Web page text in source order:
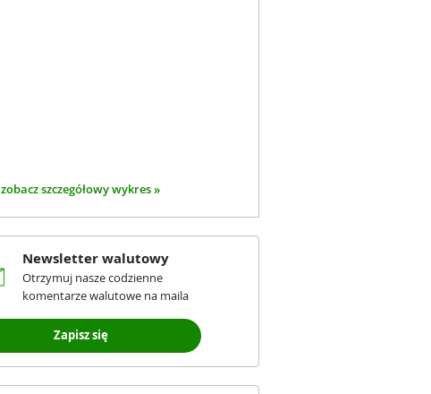
zobacz szczegółowy wykres »
Newsletter walutowy
Otrzymuj nasze codzienne
komentarze walutowe na maila
Zapisz się